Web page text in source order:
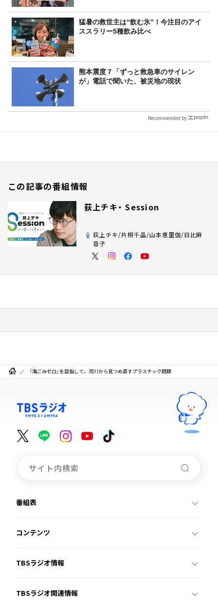
猛暑の救世主は“飲む氷”！今注目のアイ
ススラリー5種飲み比べ
熊本震度７「ずっと救急車のサイレン
が」電話で聞いた、被災地の現状
Recommended by
この記事の番組情報
荻上チキ・ Session
荻上チキ/片桐千晶/山本恵里伽/日比麻
音子
『海ごみゼロ』を目指して。 河川から見つめ直すプラスチック問題
番組表
コンテンツ
TBSラジオ情報
TBSラジオ関連情報